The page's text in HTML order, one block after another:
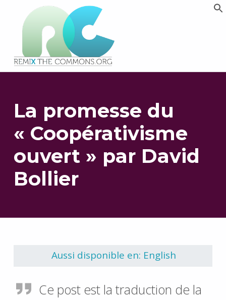
PLATEFORME MULTIMÉDIA OUVERTE ET COLLABORATIVE SUR LES COMMUNS
La promesse du
« Coopérativisme
ouvert » par David
Bollier
Aussi disponible en: English
Ce post est la traduction de la